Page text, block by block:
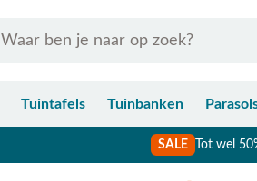
Tuintafels Tuinbanken
SALE Tot wel